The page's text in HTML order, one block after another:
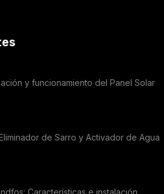
y funcionamiento del Panel Solar
de Sarro y Activador de Agua
Características e instalación